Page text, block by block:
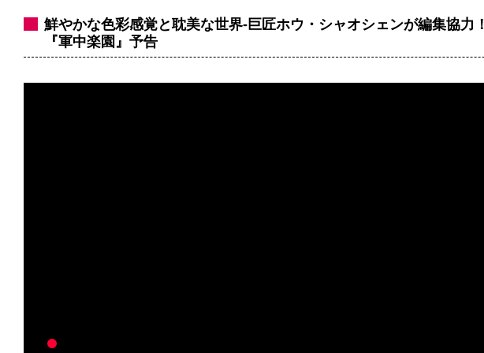
鮮やかな色彩感覚と耽美な世界-巨匠ホウ・シャオシェンが編集協力
『軍中楽園』予告